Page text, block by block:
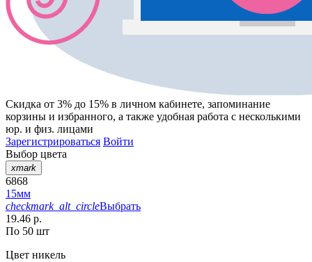
Скидка от 3% до 15% в личном кабинете, запоминание
корзины и избранного, а также удобная работа с несколькими
юр. и физ. лицами
Зарегистрироваться Войти
Выбор цвета
xmark
6868
15мм
checkmark_alt_circleВыбрать
19.46 р.
По 50 шт
Цвет никель